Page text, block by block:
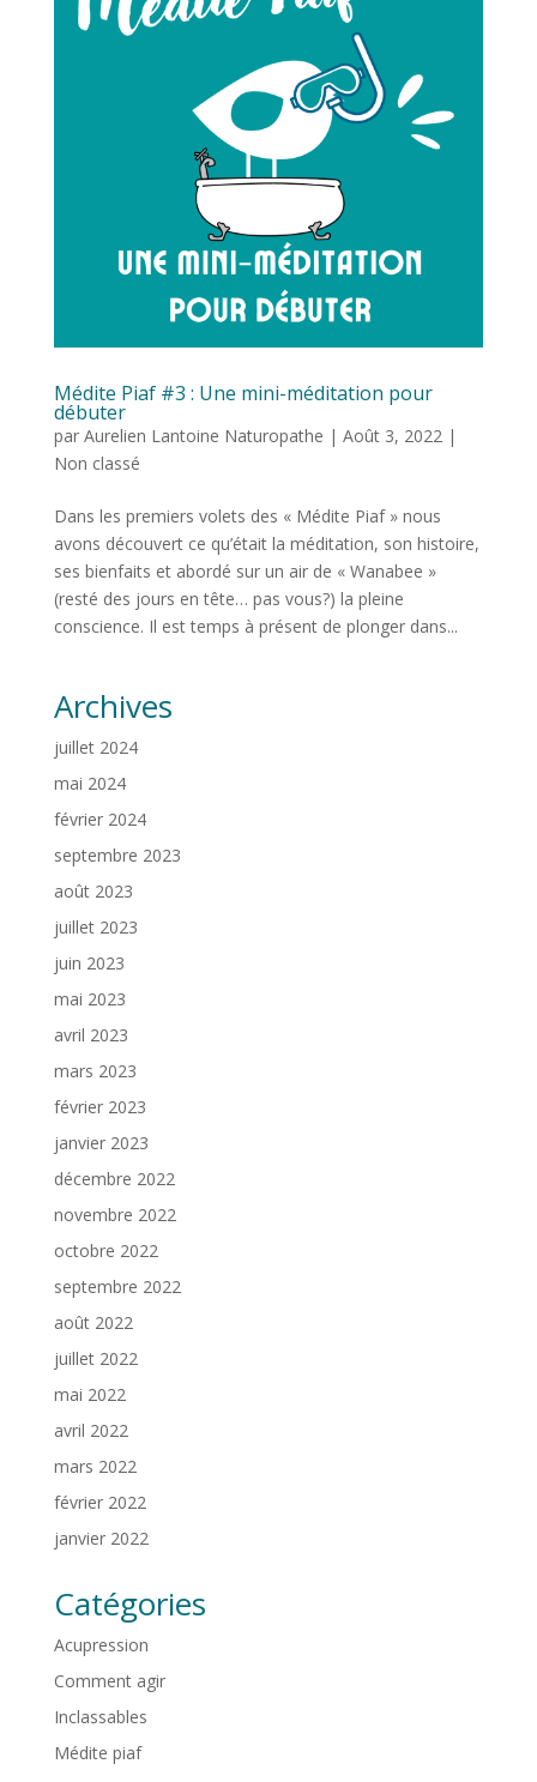
Médite Piaf #3 : Une mini-méditation pour
débuter
par Aurelien Lantoine Naturopathe | Août 3, 2022 |
Non classé
Dans les premiers volets des « Médite Piaf » nous
avons découvert ce qu’était la méditation, son histoire,
ses bienfaits et abordé sur un air de « Wanabee »
(resté des jours en tête… pas vous?) la pleine
conscience. Il est temps à présent de plonger dans...
Archives
juillet 2024
mai 2024
février 2024
septembre 2023
août 2023
juillet 2023
juin 2023
mai 2023
avril 2023
mars 2023
février 2023
janvier 2023
décembre 2022
novembre 2022
octobre 2022
septembre 2022
août 2022
juillet 2022
mai 2022
avril 2022
mars 2022
février 2022
janvier 2022
Catégories
Acupression
Comment agir
Inclassables
Médite piaf